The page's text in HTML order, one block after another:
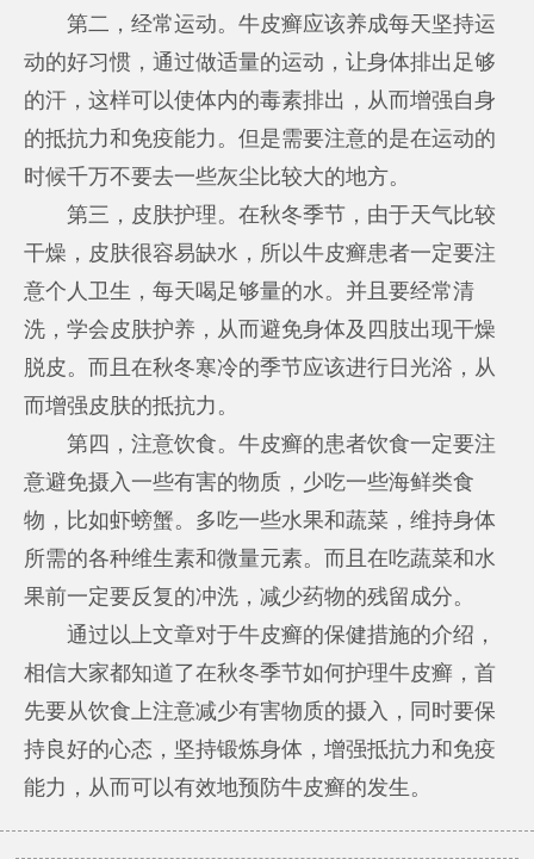
第二，经常运动。牛皮癣应该养成每天坚持运
动的好习惯，通过做适量的运动，让身体排出足够
的汗，这样可以使体内的毒素排出，从而增强自身
的抵抗力和免疫能力。但是需要注意的是在运动的
时候千万不要去一些灰尘比较大的地方。
第三，皮肤护理。在秋冬季节，由于天气比较
干燥，皮肤很容易缺水，所以牛皮癣患者一定要注
意个人卫生，每天喝足够量的水。并且要经常清
洗，学会皮肤护养，从而避免身体及四肢出现干燥
脱皮。而且在秋冬寒冷的季节应该进行日光浴，从
而增强皮肤的抵抗力。
第四，注意饮食。牛皮癣的患者饮食一定要注
意避免摄入一些有害的物质，少吃一些海鲜类食
物，比如虾螃蟹。多吃一些水果和蔬菜，维持身体
所需的各种维生素和微量元素。而且在吃蔬菜和水
果前一定要反复的冲洗，减少药物的残留成分。
通过以上文章对于牛皮癣的保健措施的介绍，
相信大家都知道了在秋冬季节如何护理牛皮癣，首
先要从饮食上注意减少有害物质的摄入，同时要保
持良好的心态，坚持锻炼身体，增强抵抗力和免疫
能力，从而可以有效地预防牛皮癣的发生。